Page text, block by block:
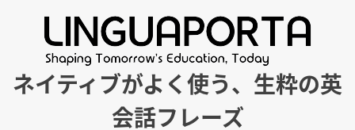
ネイティブがよく使う、生粋の英
会話フレーズ